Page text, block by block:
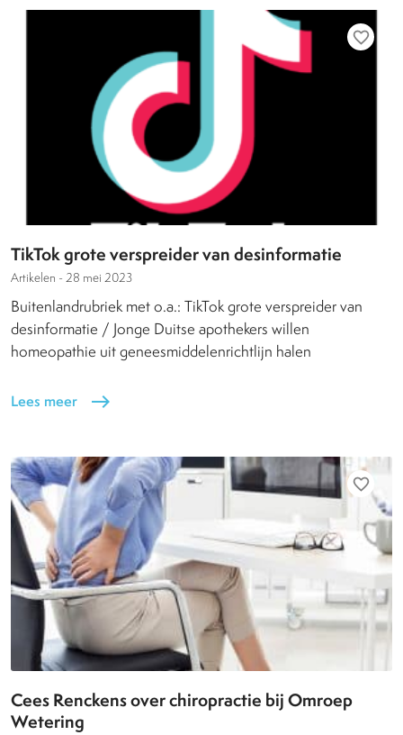
favorite_border
TikTok grote verspreider van desinformatie
Artikelen - 28 mei 2023
Buitenlandrubriek met o.a.: TikTok grote verspreider van
desinformatie / Jonge Duitse apothekers willen
homeopathie uit geneesmiddelenrichtlijn halen
Lees meer east
favorite_border
Cees Renckens over chiropractie bij Omroep
Wetering